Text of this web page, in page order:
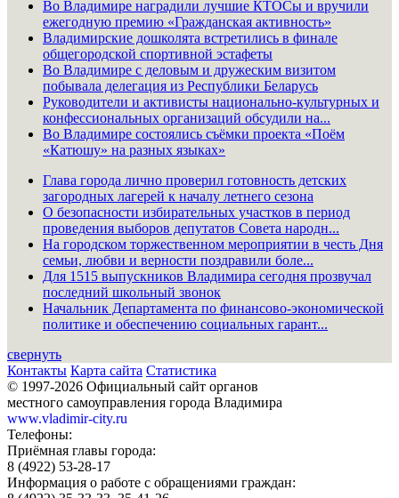
Во Владимире наградили лучшие КТОСы и вручили
ежегодную премию «Гражданская активность»
Владимирские дошколята встретились в финале
общегородской спортивной эстафеты
Во Владимире с деловым и дружеским визитом
побывала делегация из Республики Беларусь
Руководители и активисты национально-культурных и
конфессиональных организаций обсудили на...
Во Владимире состоялись съёмки проекта «Поём
«Катюшу» на разных языках»
Глава города лично проверил готовность детских
загородных лагерей к началу летнего сезона
О безопасности избирательных участков в период
проведения выборов депутатов Совета народн...
На городском торжественном мероприятии в честь Дня
семьи, любви и верности поздравили боле...
Для 1515 выпускников Владимира сегодня прозвучал
последний школьный звонок
Начальник Департамента по финансово-экономической
политике и обеспечению социальных гарант...
свернуть
Контакты Карта сайта Статистика
© 1997-2026 Официальный сайт органов
местного самоуправления города Владимира
www.vladimir-city.ru
Телефоны:
Приёмная главы города:
8 (4922) 53-28-17
Информация о работе с обращениями граждан: